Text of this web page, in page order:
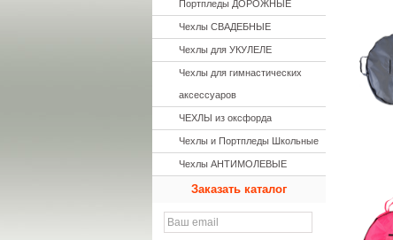
Портпледы ДОРОЖНЫЕ
Чехлы СВАДЕБНЫЕ
Чехлы для УКУЛЕЛЕ
Чехлы для гимнастических
аксессуаров
ЧЕХЛЫ из оксфорда
Чехлы и Портпледы Школьные
Чехлы АНТИМОЛЕВЫЕ
Заказать каталог